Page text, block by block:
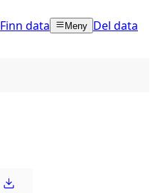
Finn data Meny Del data